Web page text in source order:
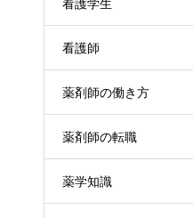
看護学生
看護師
薬剤師の働き方
薬剤師の転職
薬学知識